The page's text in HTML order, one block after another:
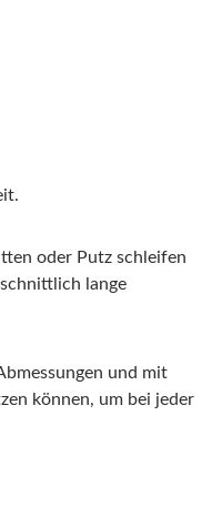
oder Putz schleifen
lange
und mit
können, um bei jeder